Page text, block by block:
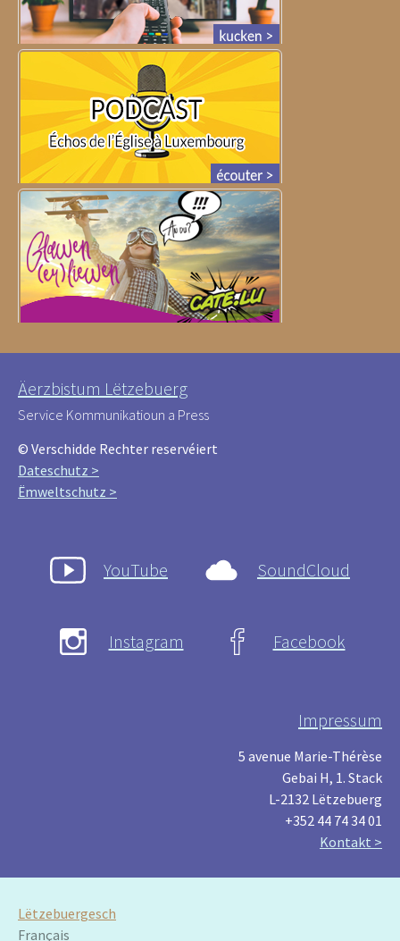
Äerzbistum Lëtzebuerg
Service Kommunikatioun a Press
© Verschidde Rechter reservéiert
Dateschutz >
Ëmweltschutz >
YouTube SoundCloud
Instagram Facebook
Impressum
5 avenue Marie-Thérèse
Gebai H, 1. Stack
L-2132 Lëtzebuerg
+352 44 74 34 01
Kontakt >
Lëtzebuergesch
Français